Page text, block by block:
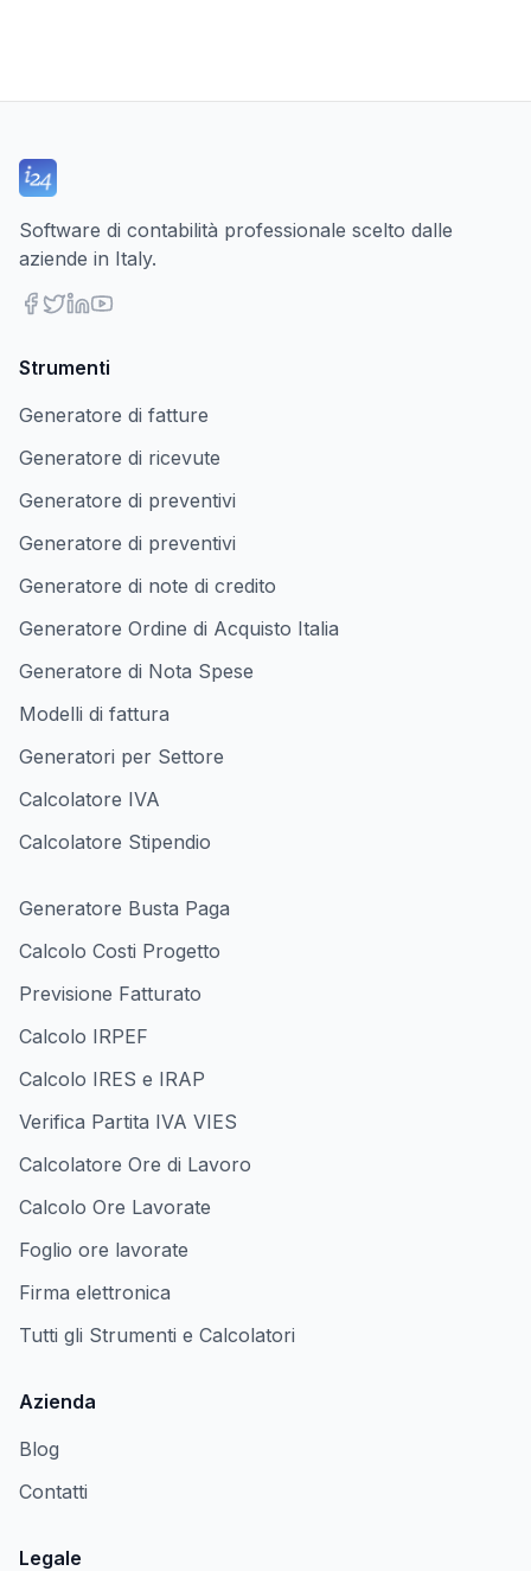
Software di contabilità professionale scelto dalle
aziende in Italy.
Strumenti
Generatore di fatture
Generatore di ricevute
Generatore di preventivi
Generatore di preventivi
Generatore di note di credito
Generatore Ordine di Acquisto Italia
Generatore di Nota Spese
Modelli di fattura
Generatori per Settore
Calcolatore IVA
Calcolatore Stipendio
Generatore Busta Paga
Calcolo Costi Progetto
Previsione Fatturato
Calcolo IRPEF
Calcolo IRES e IRAP
Verifica Partita IVA VIES
Calcolatore Ore di Lavoro
Calcolo Ore Lavorate
Foglio ore lavorate
Firma elettronica
Tutti gli Strumenti e Calcolatori
Azienda
Blog
Contatti
Legale